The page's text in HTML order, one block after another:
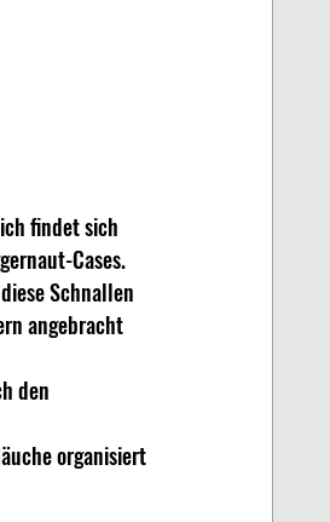
findet sich
Cases.
Schnallen
angebracht
den
organisiert